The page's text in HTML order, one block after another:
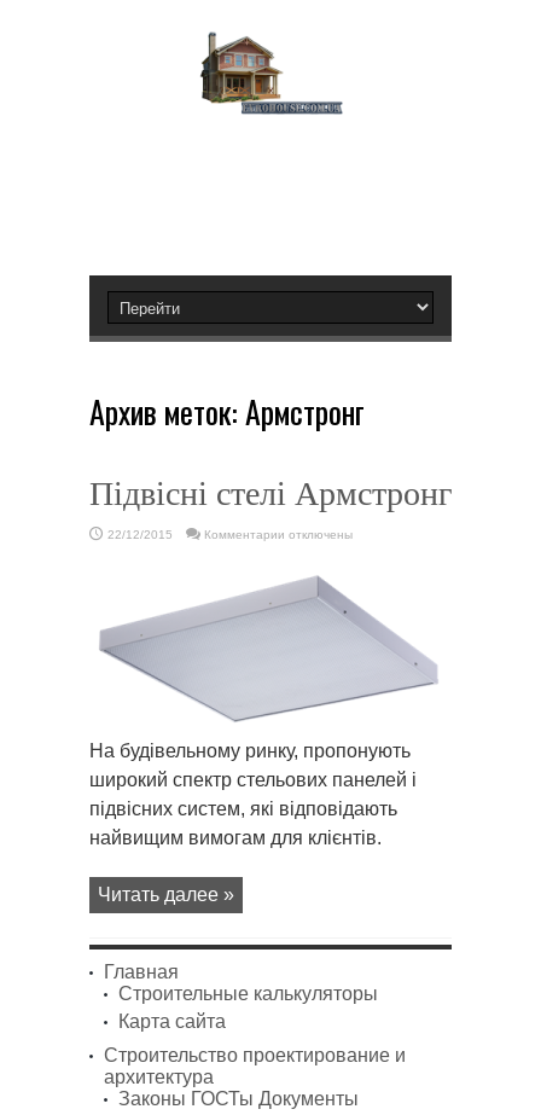
Архив меток:Армстронг
Підвісні стелі Армстронг
22/12/2015 Комментарии
Армстронг
отключены
На будівельному ринку, пропонують
широкий спектр стельових панелей і
підвісних систем, які відповідають
найвищим вимогам для клієнтів.
Читать далее »
Главная
Строительные калькуляторы
Карта сайта
Строительство проектирование и
архитектура
Законы ГОСТы Документы